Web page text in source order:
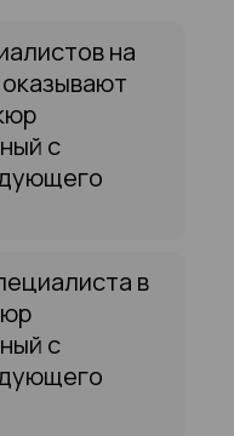
на
с
в
с